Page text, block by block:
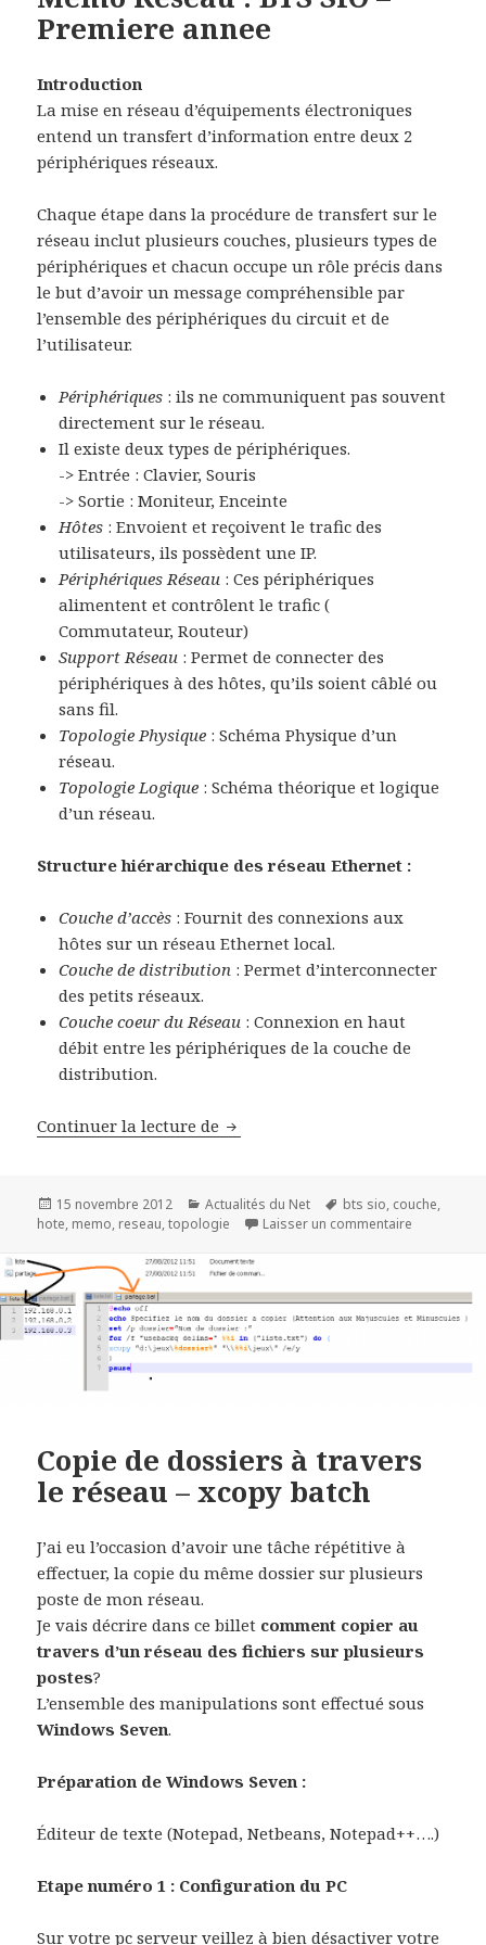
Premiere annee
Introduction
La mise en réseau d’équipements électroniques
entend un transfert d’information entre deux 2
périphériques réseaux.
Chaque étape dans la procédure de transfert sur le
réseau inclut plusieurs couches, plusieurs types de
périphériques et chacun occupe un rôle précis dans
le but d’avoir un message compréhensible par
l’ensemble des périphériques du circuit et de
l’utilisateur.
Périphériques : ils ne communiquent pas souvent
directement sur le réseau.
Il existe deux types de périphériques.
-> Entrée : Clavier, Souris
-> Sortie : Moniteur, Enceinte
Hôtes : Envoient et reçoivent le trafic des
utilisateurs, ils possèdent une IP.
Périphériques Réseau : Ces périphériques
alimentent et contrôlent le trafic (
Commutateur, Routeur)
Support Réseau : Permet de connecter des
périphériques à des hôtes, qu’ils soient câblé ou
sans fil.
Topologie Physique : Schéma Physique d’un
réseau.
Topologie Logique : Schéma théorique et logique
d’un réseau.
Structure hiérarchique des réseau Ethernet :
Couche d’accès : Fournit des connexions aux
hôtes sur un réseau Ethernet local.
Couche de distribution : Permet d’interconnecter
des petits réseaux.
Couche coeur du Réseau : Connexion en haut
débit entre les périphériques de la couche de
distribution.
Continuer la lecture de Memo Reseau : BTS SIO –
Publié
le
15 novembre 2012 Catégories
Actualités du Net
Mots-
clés
bts sio, couche,
hote, memo, reseau,topologie Laisser un commentaire
Copie de dossiers à travers
le réseau – xcopy batch
J’ai eu l’occasion d’avoir une tâche répétitive à
effectuer, la copie du même dossier sur plusieurs
poste de mon réseau.
Je vais décrire dans ce billet comment copier au
travers d’un réseau des fichiers sur plusieurs
postes?
L’ensemble des manipulations sont effectué sous
Windows Seven.
Préparation de Windows Seven :
Éditeur de texte (Notepad, Netbeans, Notepad++….)
Etape numéro 1 : Configuration du PC
Sur votre pc serveur veillez à bien désactiver votre